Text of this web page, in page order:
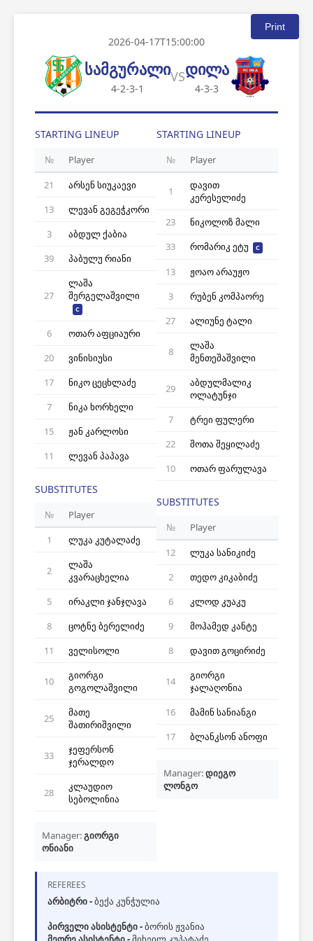
Print
2026-04-17T15:00:00
სამგურალი
4-2-3-1
VSდილა
4-3-3
STARTING LINEUP
№
Player
21
არსენ სიუკაევი
13
ლევან გეგეჭკორი
3
აბდულ ქაბია
39
პაბულუ რიანი
27
ლაშა
შერგელაშვილი
C
6
ოთარ აფციაური
20
ვინისიუსი
17
ნიკო ცეცხლაძე
7
ნიკა ხორხელი
15
ჟან კარლოსი
11
ლევან პაპავა
SUBSTITUTES
№
Player
1
ლუკა კუტალაძე
2
ლაშა
კვარაცხელია
5
ირაკლი ჯანჯღავა
8
ცოტნე ბერელიძე
11
ველისოლი
10
გიორგი
გოგოლაშვილი
25
მათე
შათირიშვილი
33
ჯეფერსონ
ჯერალდო
28
კლაუდიო
სებოლინია
Manager:გიორგი
ონიანი
STARTING LINEUP
№ Player
1
დავით
კერესელიძე
23
ნიკოლოზ მალი
33
რომარიკ ეტუ C
13
ჟოაო არაუჟო
3
რუბენ კომპაორე
27
ალიუნე ტალი
8
ლაშა
მენთეშაშვილი
29
აბდულმალიკ
ოლატუნჯი
7
ტრეი ფულერი
22
შოთა შეყილაძე
10
ოთარ ფარულავა
SUBSTITUTES
№
Player
12
ლუკა სანიკიძე
2
თედო კიკაბიძე
6
კლოდ კუაკუ
9
მოჰამედ კანტე
8
დავით გოცირიძე
14
გიორგი
ჯალაღონია
16
მამინ სანიანგი
17
ბლანკსონ ანოფი
Manager:დიეგო
ლონგო
REFEREES
არბიტრი -ბექა კუნჭულია
პირველი ასისტენტი -ბორის ჟვანია